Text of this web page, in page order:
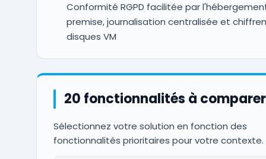
Conformité RGPD facilitée par
premise, journalisation centralisée et
disques VM
20 fonctionnalités à comparer
Sélectionnez votre solution en fonction des
fonctionnalités prioritaires pour votre contexte.